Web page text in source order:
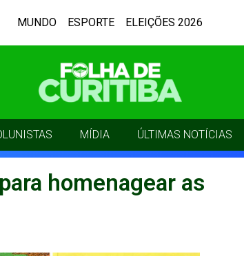
MUNDO ESPORTE ELEIÇÕES 2026
MÍDIA ÚLTIMAS NOTÍCIAS
homenagear as